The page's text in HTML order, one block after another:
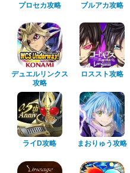
プロセカ攻略 ブルアカ攻略
デュエルリンクス
攻略
ロススト攻略
ライD攻略 まおりゅう攻略